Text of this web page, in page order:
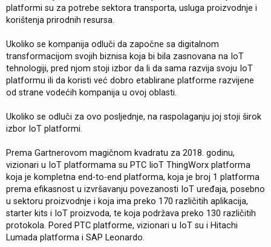
platformi su za potrebe sektora transporta, usluga proizvodnje i
korištenja prirodnih resursa.
Ukoliko se kompanija odluči da započne sa digitalnom
transformacijom svojih biznisa koja bi bila zasnovana na IoT
tehnologiji, pred njom stoji izbor da li da sama razvija svoju IoT
platformu ili da koristi već dobro etablirane platforme razvijene
od strane vodećih kompanija u ovoj oblasti.
Ukoliko se odluči za ovo posljednje, na raspolaganju joj stoji širok
izbor IoT platformi.
Prema Gartnerovom magičnom kvadratu za 2018. godinu,
vizionari u IoT platformama su PTC IioT ThingWorx platforma
koja je kompletna end-to-end platforma, koja je broj 1 platforma
prema efikasnost u izvršavanju povezanosti IoT uređaja, posebno
u sektoru proizvodnje i koja ima preko 170 različitih aplikacija,
starter kits i IoT proizvoda, te koja podržava preko 130 različitih
protokola. Pored PTC platforme, vizionari u IoT su i Hitachi
Lumada platforma i SAP Leonardo.